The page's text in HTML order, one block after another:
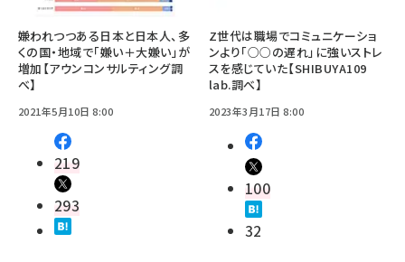
嫌われつつある日本と日本人、多
くの国・地域で「嫌い＋大嫌い」が
増加【アウンコンサルティング調
べ】
2021年5月10日 8:00
219
293
Z世代は職場でコミュニケーショ
ンより「○○の遅れ」に強いストレ
スを感じていた【SHIBUYA109
lab.調べ】
2023年3月17日 8:00
100
32